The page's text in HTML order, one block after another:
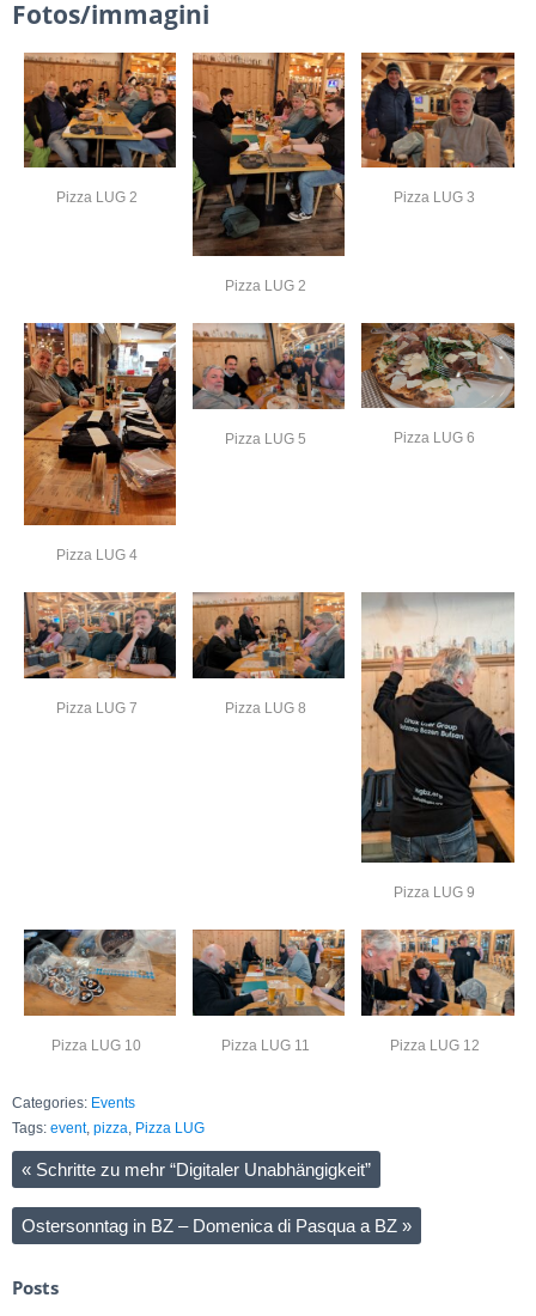
Fotos/immagini
Pizza LUG 2
Pizza LUG 2
Pizza LUG 3
Pizza LUG 4
Pizza LUG 5 Pizza LUG 6
Pizza LUG 7 Pizza LUG 8
Pizza LUG 9
Pizza LUG 10 Pizza LUG 11 Pizza LUG 12
Categories: Events
Tags: event, pizza, Pizza LUG
« Schritte zu mehr “Digitaler Unabhängigkeit”
Ostersonntag in BZ – Domenica di Pasqua a BZ »
Posts